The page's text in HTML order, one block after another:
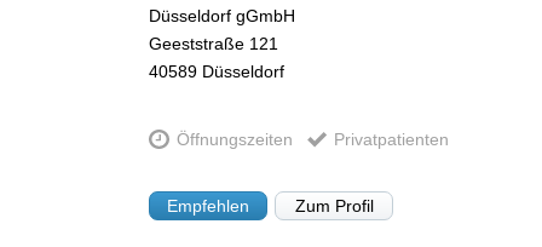
Düsseldorf gGmbH
Geeststraße 121
40589 Düsseldorf
Öffnungszeiten Privatpatienten
Empfehlen Zum Profil